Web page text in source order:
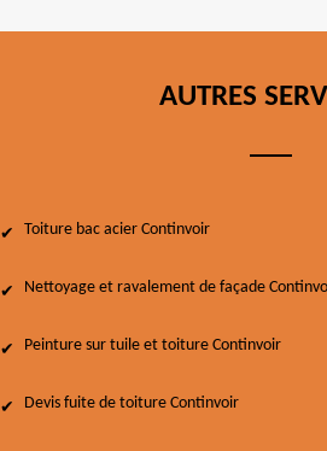
AUTRES
Toiture bac acier Continvoir
Nettoyage et ravalement de façade
Peinture sur tuile et toiture Continvoir
Devis fuite de toiture Continvoir